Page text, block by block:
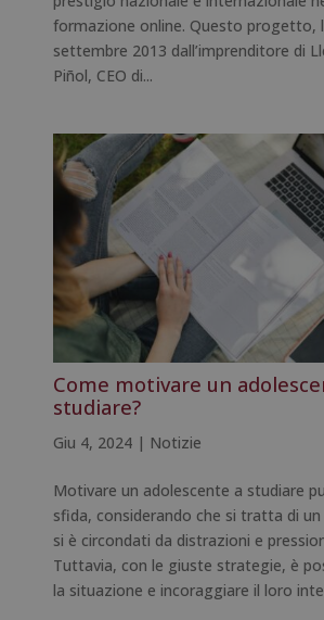
formazione online. Questo progetto,
settembre 2013 dall’imprenditore di
Piñol, CEO di...
Come motivare un
studiare?
Giu 4, 2024| Notizie
Motivare un adolescente a studiare
sfida, considerando che si tratta di
si è circondati da distrazioni e
Tuttavia, con le giuste strategie, è
la situazione e incoraggiare il loro